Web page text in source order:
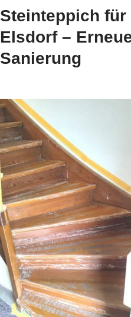
Steinteppich
Elsdorf –
Sanierung